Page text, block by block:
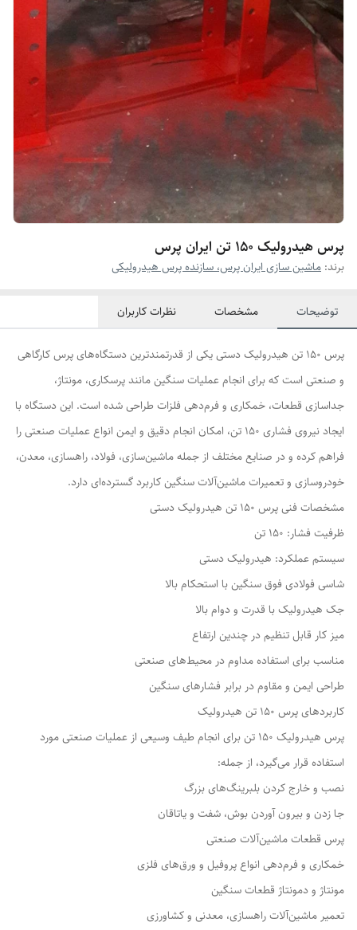
پرس هیدرولیک 150 تن ایران پرس
برند: ماشین سازی ایران پرس، سازنده پرس هیدرولیکی
توضیحات مشخصات نظرات کاربران
پرس ۱۵۰ تن هیدرولیک دستی یکی از قدرتمندترین دستگاه‌های پرس کارگاهی
و صنعتی است که برای انجام عملیات سنگین مانند پرسکاری، مونتاژ،
جداسازی قطعات، خمکاری و فرم‌دهی فلزات طراحی شده است. این دستگاه با
ایجاد نیروی فشاری ۱۵۰ تن، امکان انجام دقیق و ایمن انواع عملیات صنعتی را
فراهم کرده و در صنایع مختلف از جمله ماشین‌سازی، فولاد، راهسازی، معدن،
خودروسازی و تعمیرات ماشین‌آلات سنگین کاربرد گسترده‌ای دارد.
مشخصات فنی پرس ۱۵۰ تن هیدرولیک دستی
ظرفیت فشار: ۱۵۰ تن
سیستم عملکرد: هیدرولیک دستی
شاسی فولادی فوق سنگین با استحکام بالا
جک هیدرولیک با قدرت و دوام بالا
میز کار قابل تنظیم در چندین ارتفاع
مناسب برای استفاده مداوم در محیط‌های صنعتی
طراحی ایمن و مقاوم در برابر فشارهای سنگین
کاربردهای پرس ۱۵۰ تن هیدرولیک
پرس هیدرولیک ۱۵۰ تن برای انجام طیف وسیعی از عملیات صنعتی مورد
استفاده قرار می‌گیرد، از جمله:
نصب و خارج کردن بلبرینگ‌های بزرگ
جا زدن و بیرون آوردن بوش، شفت و یاتاقان
پرس قطعات ماشین‌آلات صنعتی
خمکاری و فرم‌دهی انواع پروفیل و ورق‌های فلزی
مونتاژ و دمونتاژ قطعات سنگین
تعمیر ماشین‌آلات راهسازی، معدنی و کشاورزی